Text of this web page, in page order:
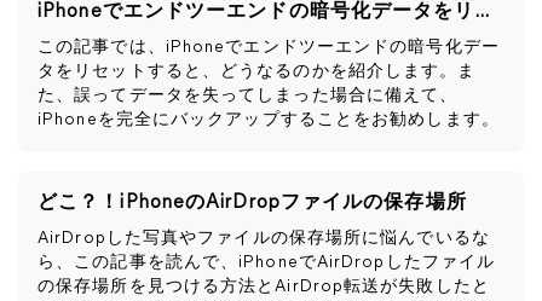
iPhoneでエンドツーエンドの暗号化データをリセットするとどうなるか
この記事では、iPhoneでエンドツーエンドの暗号化デー
タをリセットすると、どうなるのかを紹介します。ま
た、誤ってデータを失ってしまった場合に備えて、
iPhoneを完全にバックアップすることをお勧めします。
どこ？！iPhoneのAirDropファイルの保存場所
AirDropした写真やファイルの保存場所に悩んでいるな
ら、この記事を読んで、iPhoneでAirDropしたファイル
の保存場所を見つける方法とAirDrop転送が失敗したと